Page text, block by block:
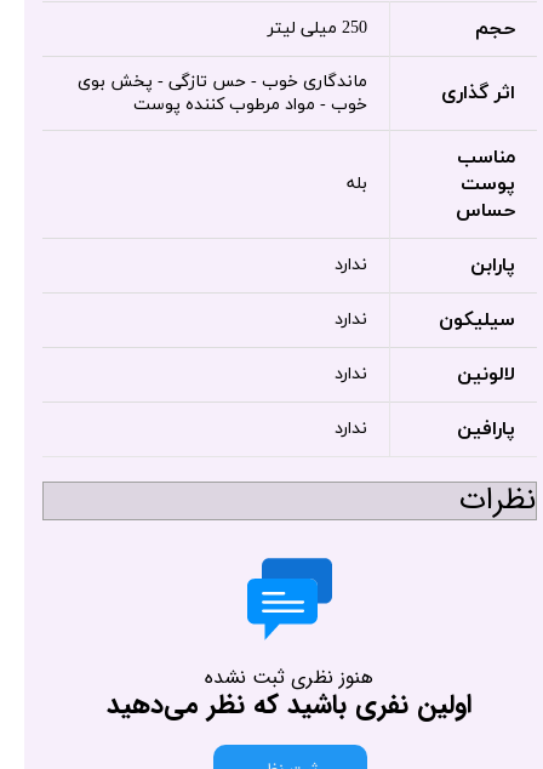
حجم 250 میلی لیتر
اثر گذاری
ماندگاری خوب - حس تازگی - پخش بوی
خوب - مواد مرطوب کننده پوست
مناسب
پوست
حساس
بله
پارابن ندارد
سیلیکون ندارد
لالونین ندارد
پارافین ندارد
نظرات
هنوز نظری ثبت نشده
اولین نفری باشید که نظر می‌دهید